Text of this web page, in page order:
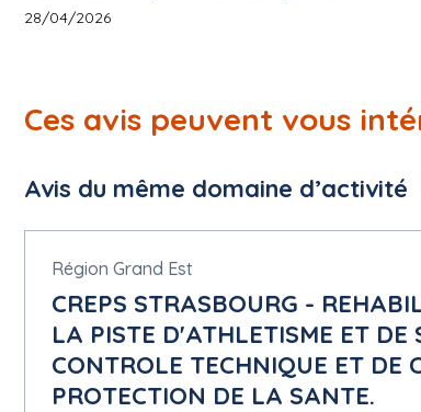
28/04/2026
Ces avis peuvent vous
Avis du même domaine d’activité
Région Grand Est
CREPS STRASBOURG -
LA PISTE D'ATHLETISME ET DE
CONTROLE TECHNIQUE ET DE
PROTECTION DE LA SANTE.